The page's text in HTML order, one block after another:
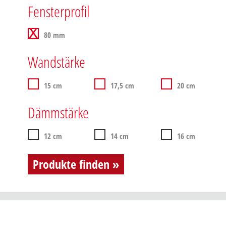
Fensterprofil
80 mm
Wandstärke
15 cm 17,5 cm 20 cm
Dämmstärke
12 cm 14 cm 16 cm